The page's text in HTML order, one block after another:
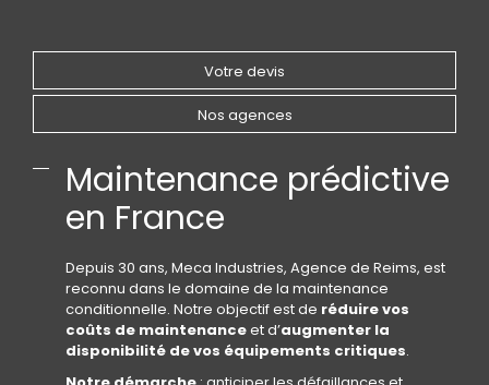
Votre devis
Nos agences
Maintenance prédictive
en France
Depuis 30 ans, Meca Industries, Agence de Reims, est
reconnu dans le domaine de la maintenance
conditionnelle. Notre objectif est de réduire vos
coûts de maintenanceet d’augmenter la
disponibilité de vos équipements critiques.